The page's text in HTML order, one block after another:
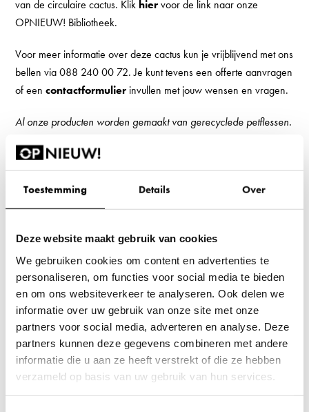
Toestemming Details Over
Deze website maakt gebruik van cookies
We gebruiken cookies om content en advertenties te
personaliseren, om functies voor social media te bieden
en om ons websiteverkeer te analyseren. Ook delen we
informatie over uw gebruik van onze site met onze
partners voor social media, adverteren en analyse. Deze
partners kunnen deze gegevens combineren met andere
informatie die u aan ze heeft verstrekt of die ze hebben
verzameld op basis van uw gebruik van hun services.
van de circulaire cactus. Klik hiervoor de link naar onze
OPNIEUW! Bibliotheek.
Voor meer informatie over deze cactus kun je vrijblijvend met ons
bellen via 088 240 00 72. Je kunt tevens een offerte aanvragen
of eencontactformulier invullen met jouw wensen en vragen.
Al onze producten worden gemaakt van gerecyclede petflessen.
circulaire productie: een grondstof wordt een product,
vervolgens wordt het hergebruikt en reduceren we de grote
afvalberg.
De circulaire cactus is ook beschikbaar met bijpassende vaas:
Circulaire vaas met PET-flessen cactus
Productconditie
Nieuw circulair